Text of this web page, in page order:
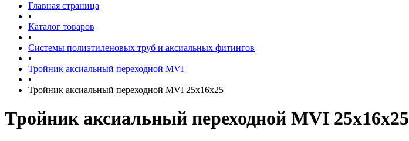
Главная страница
•
Каталог товаров
•
Системы полиэтиленовых труб и аксиальных фитингов
•
Тройник аксиальный переходной MVI
•
Тройник аксиальный переходной MVI 25x16x25
Тройник аксиальный переходной MVI 25x16x25